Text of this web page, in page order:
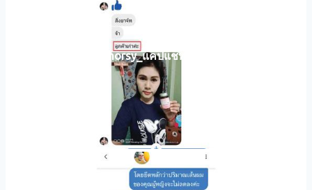
horsy_แคปแชท011